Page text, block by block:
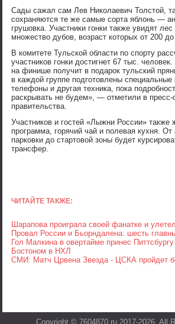
Сады сажал сам Лев Николаевич Толстой,
сохраняются те же самые сорта яблонь —
грушовка. Участники гонки также увидят
множество дубов, возраст которых от 200
В комитете Тульской области по спорту
участников гонки достигнет 67 тыс.
на финише получит в подарок тульский
в каждой группе подготовлены
телефоны и другая техника, пока
раскрывать не будем», — отметили в пресс-
правительства.
Участников и гостей «Лыжни России» также
программа, горячий чай и полевая кухня. От
парковки до стартовой зоны будет
трансфер.
ЧИТАЙТЕ ТАКЖЕ:
Шарапова проиграла своей фанатке и
Провал России и Бьорндалена: шесть
Гол Малкина в овертайме принес
Бостоном в НХЛ
СМИ: Матч Црвена Звезда - ЦСКА пройдет
Copyright © 7604870.ru 2017-2026. All